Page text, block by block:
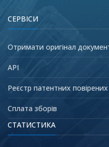
СЕРВІСИ
Отримати оригінал
API
Реєстр патентних повірених
Сплата зборів
СТАТИСТИКА